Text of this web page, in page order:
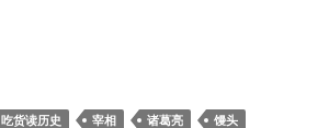
吃货读历史 宰相 诸葛亮 馒头